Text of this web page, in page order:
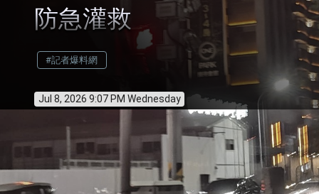
防急灌救
#記者爆料網
Jul 8, 2026 9:07 PM Wednesday